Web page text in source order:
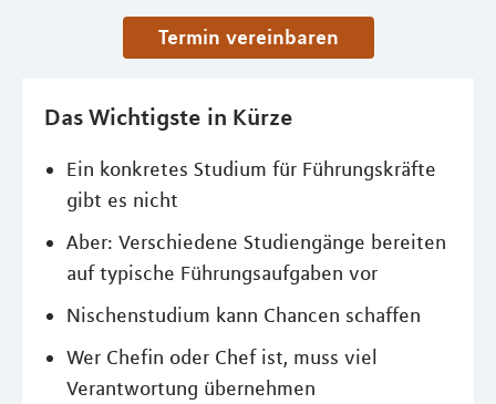
Termin vereinbaren
Das Wichtigste in Kürze
Ein konkretes Studium für Führungskräfte
gibt es nicht
Aber: Verschiedene Studiengänge bereiten
auf typische Führungsaufgaben vor
Nischenstudium kann Chancen schaffen
Wer Chefin oder Chef ist, muss viel
Verantwortung übernehmen